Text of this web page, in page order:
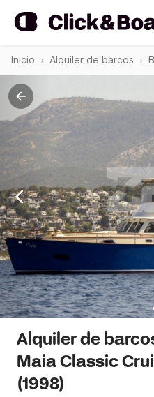
Inicio Alquiler de barcos
Alquiler de
Maia Classic
(1998)